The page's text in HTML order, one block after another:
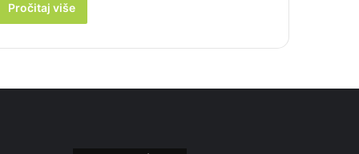
Pročitaj više